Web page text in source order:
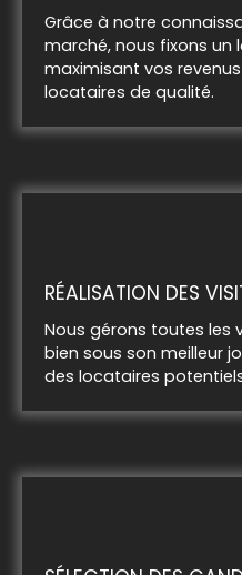
Grâce à notre
marché, nous fixons un
maximisant vos
locataires de qualité.
RÉALISATION DES
Nous gérons toutes les
bien sous son meilleur
des locataires